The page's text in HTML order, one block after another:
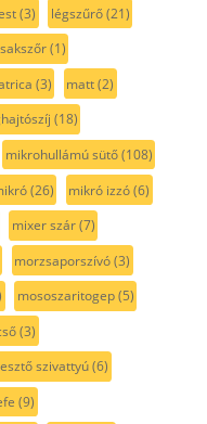
(3) légszűrő(21)
(1)
(3) matt(2)
(18)
mikrohullámú sütő(108)
(26) mikró izzó(6)
mixer szár(7)
morzsaporszívó(3)
mososzaritogep(5)
(3)
szivattyú(6)
(9)